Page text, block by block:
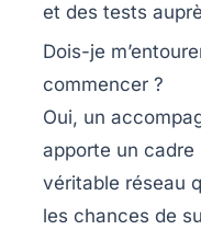
et des tests
Dois-je
commencer ?
Oui, un
apporte un
véritable réseau
les chances de